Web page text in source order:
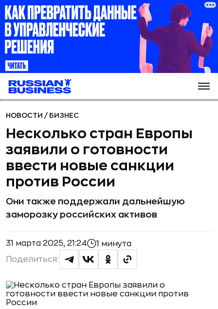
НОВОСТИ / БИЗНЕС
Несколько стран Европы
заявили о готовности
ввести новые санкции
против России
Они также поддержали дальнейшую
заморозку российских активов
31 марта 2025, 21:24 1 минута
Поделиться: